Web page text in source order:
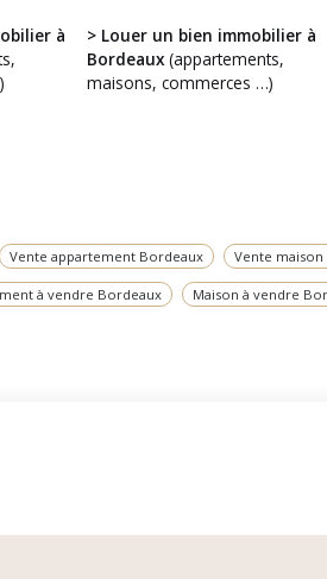
à
> Louer un bien immobilier à
Bordeaux(appartements,
maisons, commerces …)
Vente appartement Bordeaux Vente
à vendre Bordeaux Maison à vendre